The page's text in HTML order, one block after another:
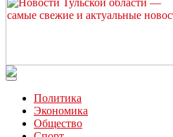
Читайте последние новости дня в
Политика
Экономика
Общество